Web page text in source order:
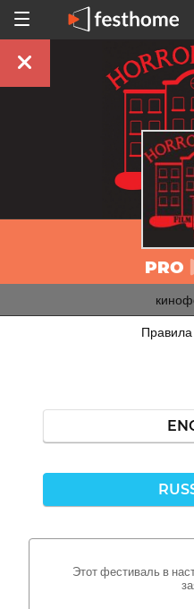
PRO
Этот фестиваль в